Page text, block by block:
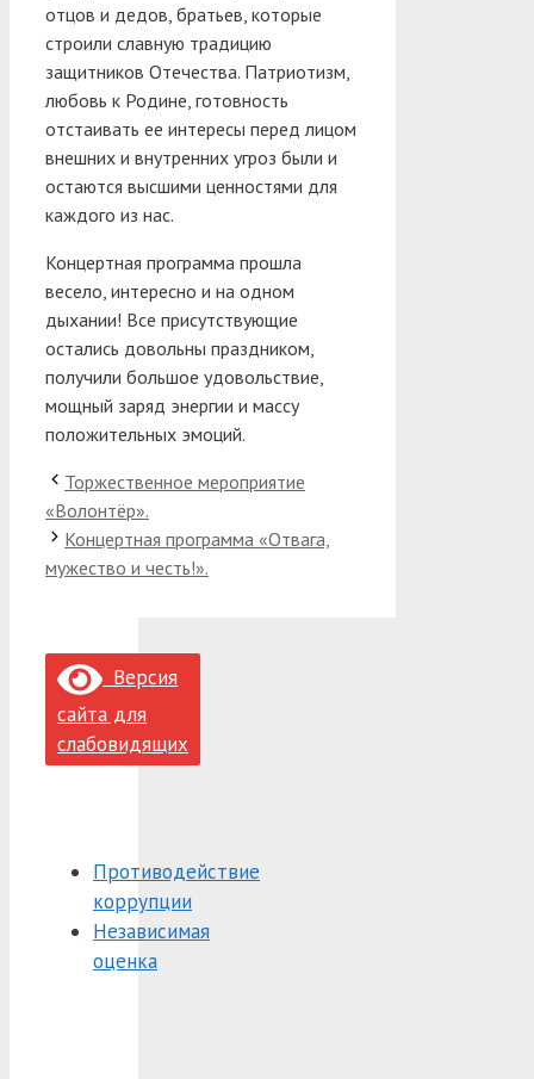
отцов и дедов, братьев, которые
строили славную традицию
защитников Отечества. Патриотизм,
любовь к Родине, готовность
отстаивать ее интересы перед лицом
внешних и внутренних угроз были и
остаются высшими ценностями для
каждого из нас.
Концертная программа прошла
весело, интересно и на одном
дыхании! Все присутствующие
остались довольны праздником,
получили большое удовольствие,
мощный заряд энергии и массу
положительных эмоций.
Торжественное мероприятие
«Волонтёр».
Концертная программа «Отвага,
мужество и честь!».
Версия
сайта для
слабовидящих
Противодействие
коррупции
Независимая
оценка